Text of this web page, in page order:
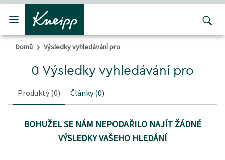
Přejít na hlavní obsah
Přejít na obsah patičky
Domů Výsledky vyhledávání pro
0 Výsledky vyhledávání pro
Produkty (0) Články(0)
BOHUŽEL SE NÁM NEPODAŘILO NAJÍT ŽÁDNÉ
VÝSLEDKY VAŠEHO HLEDÁNÍ